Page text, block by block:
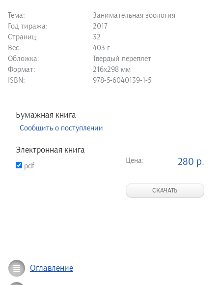
Тема:
Занимательная зоология
Год тиража:
2017
Страниц:
32
Вес:
403 г.
Обложка:
Твердый переплет
Формат:
216х298 мм
ISBN:
978-5-6040139-1-5
Бумажная книга
Сообщить о поступлении
Электронная книга
pdf
Цена: 280 р.
СКАЧАТЬ
Оглавление